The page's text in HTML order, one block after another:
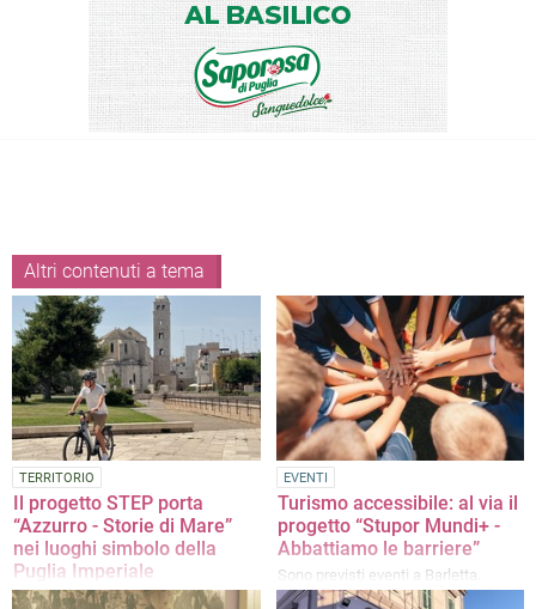
Altri contenuti a tema
TERRITORIO
Il progetto STEP porta
“Azzurro - Storie di Mare”
nei luoghi simbolo della
Puglia Imperiale
Beppe Convertini e le troupe Rai nei
EVENTI
Turismo accessibile: al via il
progetto “Stupor Mundi+ -
Abbattiamo le barriere”
Sono previsti eventi a Barletta,
Canosa e Spinazzola